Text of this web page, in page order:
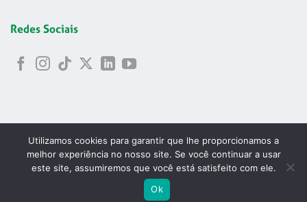
Redes Sociais
Copyright 2026 © Codelapa | 2024 Confederação Brasileira de
Esgrima - CNPJ 42.178.699/0001-24
Utilizamos cookies para garantir que lhe proporcionamos a
melhor experiência no nosso site. Se você continuar a usar
este site, assumiremos que você está satisfeito com ele.
Ok